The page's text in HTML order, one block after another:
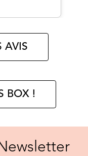
AVIS
BOX !